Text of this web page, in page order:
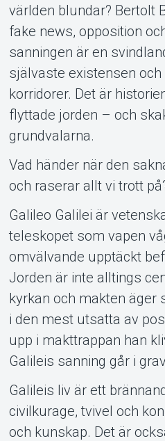
Om
världen blundar? Bertolt
fake news, opposition
sanningen är en
självaste existensen
korridorer. Det är
flyttade jorden – och
grundvalarna.
Vad händer när den
och raserar allt vi trott
Galileo Galilei är
teleskopet som vapen
omvälvande upptäckt
Jorden är inte alltings
kyrkan och makten äger
i den mest utsatta av
upp i makttrappan han
Galileis sanning går i
Galileis liv är ett
civilkurage, tvivel och
och kunskap. Det är